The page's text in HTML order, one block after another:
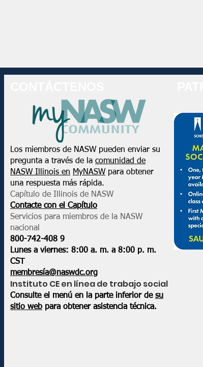
Los miembros de NASW pueden enviar su
pregunta a través de la comunidad de
NASW Illinois en MyNASW para obtener
una respuesta más rápida.
Capítulo de Illinois de NASW
Contacte con el Capítulo
Servicios para miembros de la NASW
nacional
800-742-408 9
Lunes a viernes: 8:00 a. m. a 8:00 p. m.
CST
membresía@naswdc.org
Instituto CE en línea de trabajo social
Consulte el menú en la parte inferior de su
sitio web para obtener asistencia técnica.